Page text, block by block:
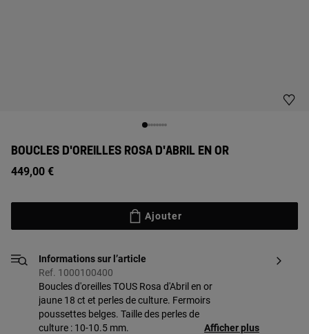
BOUCLES D'OREILLES ROSA D'ABRIL EN OR
449,00 €
Ajouter
Informations sur l’article
Ref. 1000100400
Boucles d'oreilles TOUS Rosa d'Abril en or
jaune 18 ct et perles de culture. Fermoirs
poussettes belges. Taille des perles de
culture : 10-10.5 mm.
Afficher plus